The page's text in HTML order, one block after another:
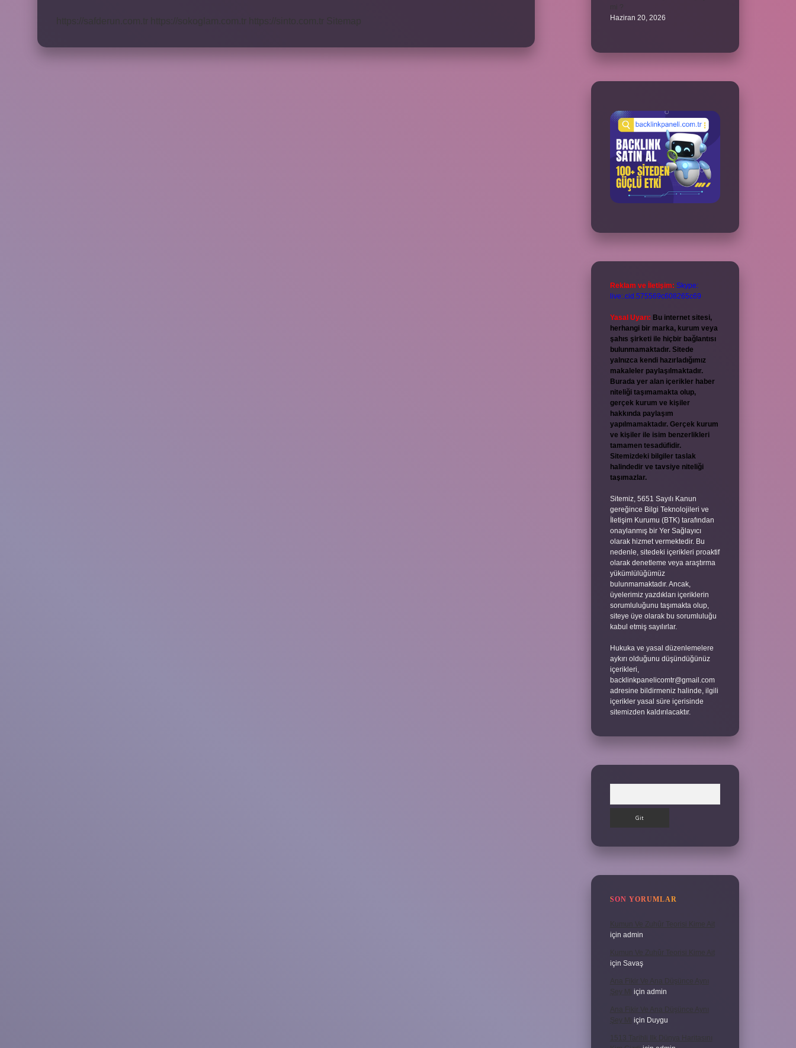
Haziran 20, 2026
Reklam ve İletişim: Skype:
live:.cid.575569c608265c69
Yasal Uyarı: Bu internet sitesi,
herhangi bir marka, kurum veya
şahıs şirketi ile hiçbir bağlantısı
bulunmamaktadır. Sitede
yalnızca kendi hazırladığımız
makaleler paylaşılmaktadır.
Burada yer alan içerikler haber
niteliği taşımamakta olup,
gerçek kurum ve kişiler
hakkında paylaşım
yapılmamaktadır. Gerçek kurum
ve kişiler ile isim benzerlikleri
tamamen tesadüfidir.
Sitemizdeki bilgiler taslak
halindedir ve tavsiye niteliği
taşımazlar.
Sitemiz, 5651 Sayılı Kanun
gereğince Bilgi Teknolojileri ve
İletişim Kurumu (BTK) tarafından
onaylanmış bir Yer Sağlayıcı
olarak hizmet vermektedir. Bu
nedenle, sitedeki içerikleri proaktif
olarak denetleme veya araştırma
yükümlülüğümüz
bulunmamaktadır. Ancak,
üyelerimiz yazdıkları içeriklerin
sorumluluğunu taşımakta olup,
siteye üye olarak bu sorumluluğu
kabul etmiş sayılırlar.
Hukuka ve yasal düzenlemelere
aykırı olduğunu düşündüğünüz
içerikleri,
backlinkpanelicomtr@gmail.com
adresine bildirmeniz halinde, ilgili
içerikler yasal süre içerisinde
sitemizden kaldırılacaktır.
SON YORUMLAR
Kumun Ve Zuhûr Teorisi Kime Ait
için admin
Kumun Ve Zuhûr Teorisi Kime Ait
için Savaş
Ana Fikir Ve Ana Düşünce Aynı
Şey Mi için admin
Ana Fikir Ve Ana Düşünce Aynı
Şey Mi için Duygu
1513 Tarihli Ilk Dünya Haritasını